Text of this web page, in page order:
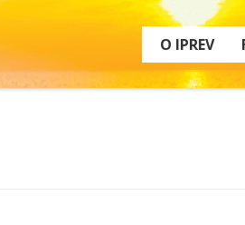
O IPREV